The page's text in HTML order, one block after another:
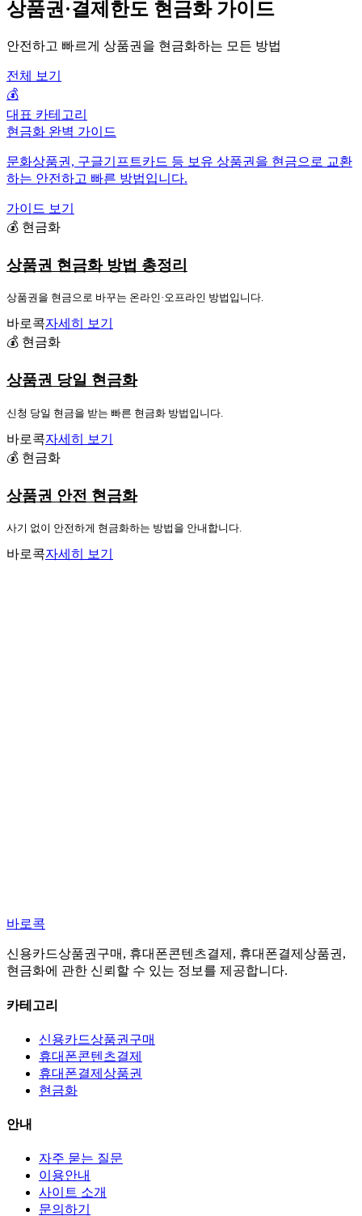
상품권·결제한도 현금화 가이드
안전하고 빠르게 상품권을 현금화하는 모든 방법
전체 보기
💰
대표 카테고리
현금화 완벽 가이드
문화상품권, 구글기프트카드 등 보유 상품권을 현금으로 교환
하는 안전하고 빠른 방법입니다.
가이드 보기
💰 현금화
상품권 현금화 방법 총정리
상품권을 현금으로 바꾸는 온라인·오프라인 방법입니다.
바로콕자세히 보기
💰 현금화
상품권 당일 현금화
신청 당일 현금을 받는 빠른 현금화 방법입니다.
바로콕자세히 보기
💰 현금화
상품권 안전 현금화
사기 없이 안전하게 현금화하는 방법을 안내합니다.
바로콕자세히 보기
바로콕
신용카드상품권구매, 휴대폰콘텐츠결제, 휴대폰결제상품권,
현금화에 관한 신뢰할 수 있는 정보를 제공합니다.
카테고리
신용카드상품권구매
휴대폰콘텐츠결제
휴대폰결제상품권
현금화
안내
자주 묻는 질문
이용안내
사이트 소개
문의하기